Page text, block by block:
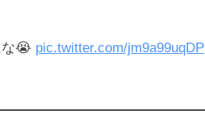
な😭 pic.twitter.com/jm9a99uqDP